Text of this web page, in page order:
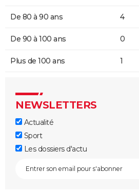
De 80 à 90 ans 4
De 90 à 100 ans 0
Plus de 100 ans 1
NEWSLETTERS
Actualité
Sport
Les dossiers d'actu